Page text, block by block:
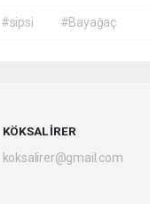
#sipsi #Bayağaç
KÖKSAL İRER
koksalirer@gmail.com